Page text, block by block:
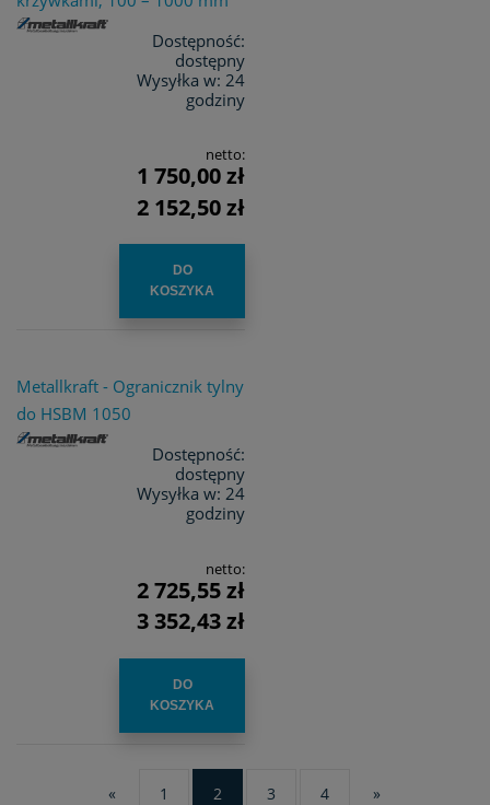
Dostępność:
dostępny
Wysyłka w: 24
godziny
netto:
1 750,00 zł
2 152,50 zł
DO
KOSZYKA
Metallkraft - Ogranicznik tylny
do HSBM 1050
Dostępność:
dostępny
Wysyłka w: 24
godziny
netto:
2 725,55 zł
3 352,43 zł
DO
KOSZYKA
« 1 2 3 4 »